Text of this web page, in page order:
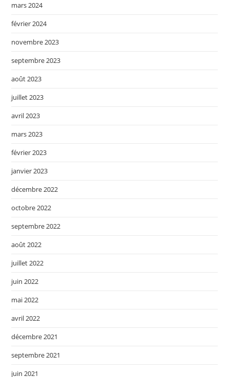
mars 2024
février 2024
novembre 2023
septembre 2023
août 2023
juillet 2023
avril 2023
mars 2023
février 2023
janvier 2023
décembre 2022
octobre 2022
septembre 2022
août 2022
juillet 2022
juin 2022
mai 2022
avril 2022
décembre 2021
septembre 2021
juin 2021